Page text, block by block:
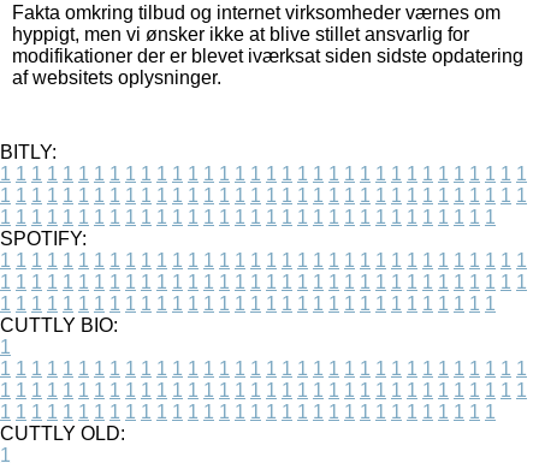
Fakta omkring tilbud og internet virksomheder værnes om
hyppigt, men vi ønsker ikke at blive stillet ansvarlig for
modifikationer der er blevet iværksat siden sidste opdatering
af websitets oplysninger.
BITLY:
1 1 1 1 1 1 1 1 1 1 1 1 1 1 1 1 1 1 1 1 1 1 1 1 1 1 1 1 1 1 1 1 1 1
1 1 1 1 1 1 1 1 1 1 1 1 1 1 1 1 1 1 1 1 1 1 1 1 1 1 1 1 1 1 1 1 1 1
1 1 1 1 1 1 1 1 1 1 1 1 1 1 1 1 1 1 1 1 1 1 1 1 1 1 1 1 1 1 1 1
SPOTIFY:
1 1 1 1 1 1 1 1 1 1 1 1 1 1 1 1 1 1 1 1 1 1 1 1 1 1 1 1 1 1 1 1 1 1
1 1 1 1 1 1 1 1 1 1 1 1 1 1 1 1 1 1 1 1 1 1 1 1 1 1 1 1 1 1 1 1 1 1
1 1 1 1 1 1 1 1 1 1 1 1 1 1 1 1 1 1 1 1 1 1 1 1 1 1 1 1 1 1 1 1
CUTTLY BIO:
1
1 1 1 1 1 1 1 1 1 1 1 1 1 1 1 1 1 1 1 1 1 1 1 1 1 1 1 1 1 1 1 1 1 1
1 1 1 1 1 1 1 1 1 1 1 1 1 1 1 1 1 1 1 1 1 1 1 1 1 1 1 1 1 1 1 1 1 1
1 1 1 1 1 1 1 1 1 1 1 1 1 1 1 1 1 1 1 1 1 1 1 1 1 1 1 1 1 1 1 1
CUTTLY OLD:
1